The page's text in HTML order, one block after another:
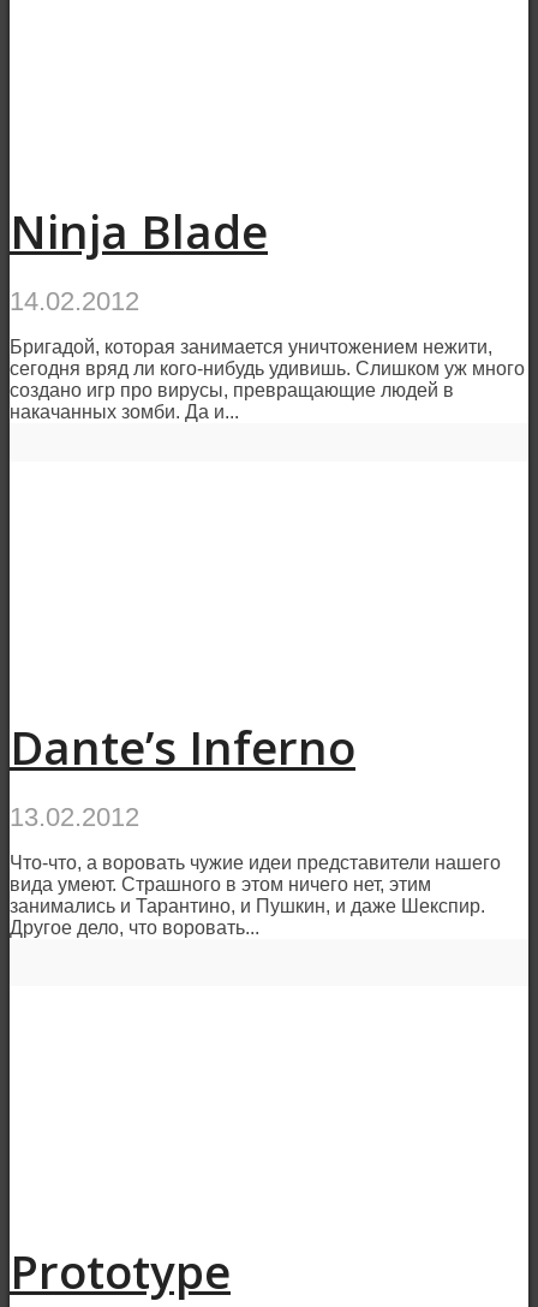
Ninja Blade
14.02.2012
Бригадой, которая занимается уничтожением нежити,
сегодня вряд ли кого-нибудь удивишь. Слишком уж много
создано игр про вирусы, превращающие людей в
накачанных зомби. Да и...
Dante’s Inferno
13.02.2012
Что-что, а воровать чужие идеи представители нашего
вида умеют. Страшного в этом ничего нет, этим
занимались и Тарантино, и Пушкин, и даже Шекспир.
Другое дело, что воровать...
Prototype